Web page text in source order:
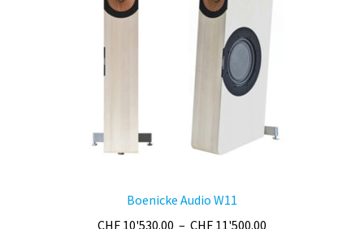
Boenicke Audio W11
CHF 10'530.00 – CHF 11'500.00